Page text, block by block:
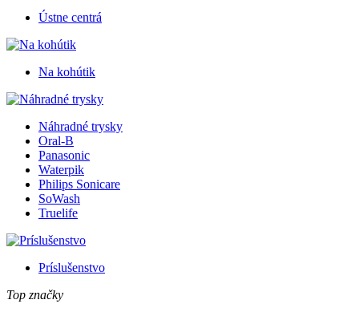
Ústne centrá
Na kohútik
Náhradné trysky
Oral-B
Panasonic
Waterpik
Philips Sonicare
SoWash
Truelife
Príslušenstvo
Top značky